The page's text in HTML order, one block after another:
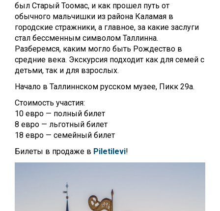
был Старый Тоомас, и как прошел путь от
обычного мальчишки из района Каламая в
городские стражники, а главное, за какие заслуги
стал бессменным символом Таллинна.
Разберемся, каким могло быть Рождество в
средние века. Экскурсия подходит как для семей с
детьми, так и для взрослых.
Начало в Таллиннском русском музее, Пикк 29а.
Стоимость участия:
10 евро — полный билет
8 евро — льготный билет
18 евро — семейный билет
Билеты в продаже в Piletilevi!